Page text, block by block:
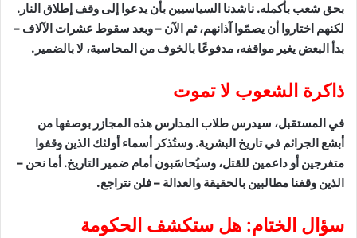
بحق شعب بأكمله. ناشدنا السياسيين بأن يدعوا إلى وقف إطلاق النار.
لكنهم اختاروا أن يصمّوا آذانهم، ثم الآن – وبعد سقوط عشرات الآلاف –
بدأ البعض يغير مواقفه، مدفوعًا بالخوف من المحاسبة، لا بالضمير.
ذاكرة الشعوب لا تموت
في المستقبل، سيدرس طلاب المدارس هذه المجازر بوصفها من
أبشع الجرائم في تاريخ البشرية. وستُذكر أسماء أولئك الذين وقفوا
متفرجين أو داعمين للقتل، وسيُحاسَبون أمام ضمير التاريخ. أما نحن –
الذين وقفنا مطالبين بالحقيقة والعدالة – فلن نتراجع.
سؤال الختام: هل ستكشف الحكومة